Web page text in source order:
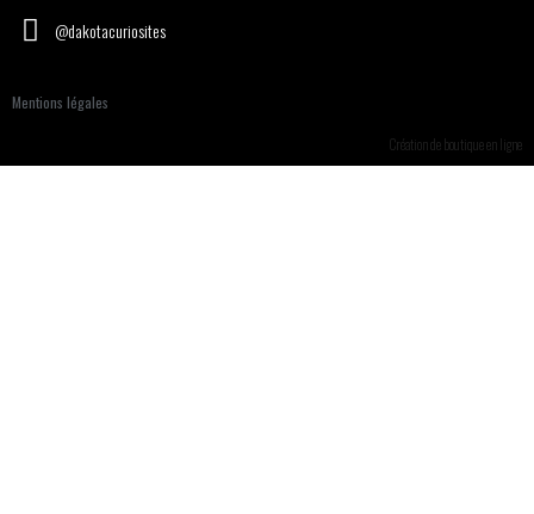
@dakotacuriosites
Mentions légales
Création de boutique en ligne